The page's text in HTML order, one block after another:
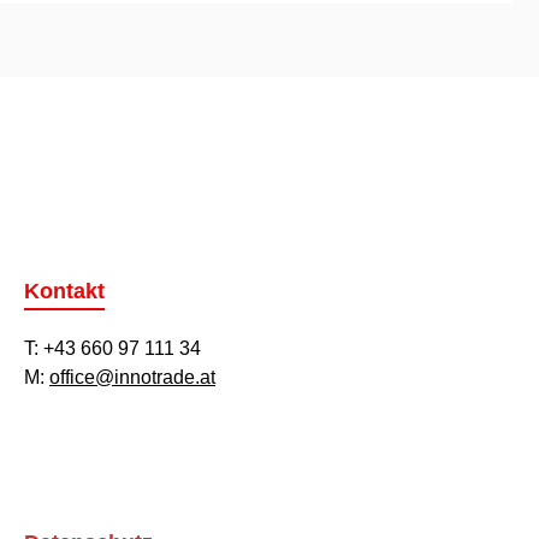
Kontakt
T: +43 660 97 111 34
M: office@innotrade.at